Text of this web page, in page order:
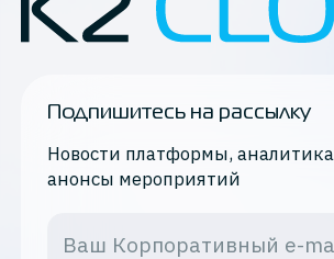
Подпишитесь на рассылку
Новости платформы,
анонсы мероприятий